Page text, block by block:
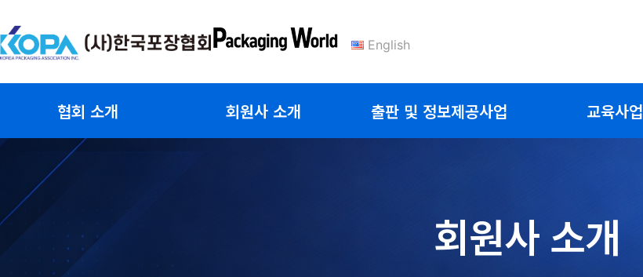
텐
츠
English
협회 소개 회원사 소개 출판 및 정보제공사업 교육사업
회원사 소개